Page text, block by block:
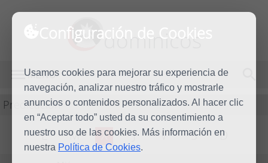
Configuración de Cookies
Usamos cookies para mejorar su experiencia de
navegación, analizar nuestro tráfico y mostrarle
anuncios o contenidos personalizados. Al hacer clic
en “Aceptar todo” usted da su consentimiento a
nuestro uso de las cookies. Más información en
nuestra Política de Cookies.
dominicos
MENÚ
Predicación
L M X J V S D